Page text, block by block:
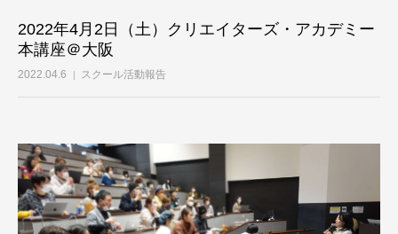
2022年4月2日（土）クリエイターズ・アカデミー
本講座＠大阪
2022.04.6 スクール活動報告